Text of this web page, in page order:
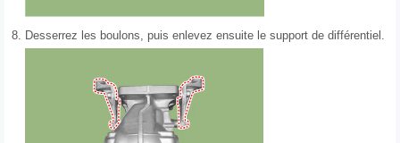
8. Desserrez les boulons, puis enlevez ensuite le support de différentiel.